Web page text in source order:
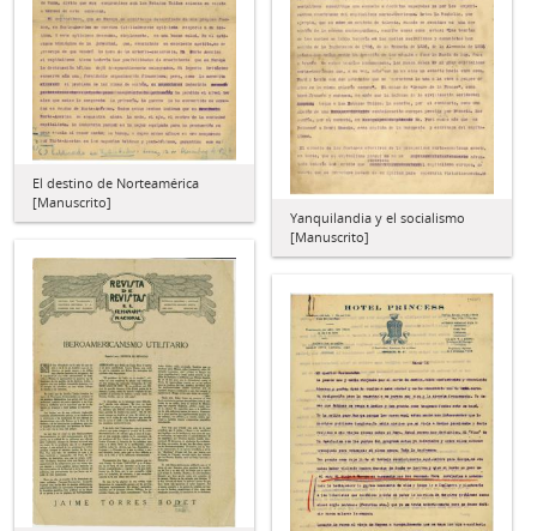
El destino de Norteamérica
[Manuscrito]
Yanquilandia y el socialismo
[Manuscrito]